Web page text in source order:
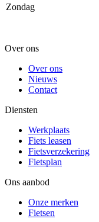
Zondag
Over ons
Over ons
Nieuws
Contact
Diensten
Werkplaats
Fiets leasen
Fietsverzekering
Fietsplan
Ons aanbod
Onze merken
Fietsen